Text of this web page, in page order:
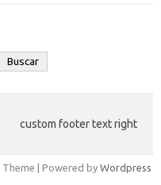
Buscar
custom footer text right
Theme | Powered by Wordpress